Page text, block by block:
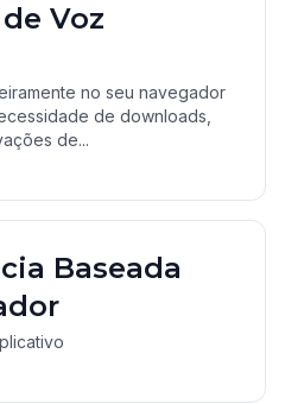
Voz
no seu navegador
de downloads,
de...
Baseada